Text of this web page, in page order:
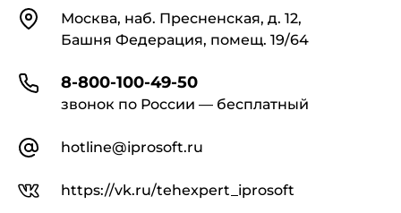
КонтактыМосква, наб. Пресненская, д. 12,
Башня Федерация, помещ. 19/64
8-800-100-49-50
звонок по России — бесплатный
hotline@iprosoft.ru
https://vk.ru/tehexpert_iprosoft